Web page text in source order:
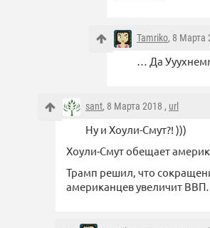
Tamriko, 8 Марта
… Да
sant, 8 Марта 2018 , url
Ну и Хоули-Смут?! )))
Хоули-Смут обещает
Трамп решил, что
американцев увеличит